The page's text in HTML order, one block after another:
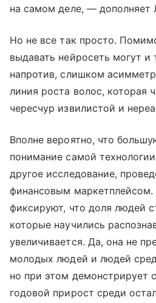
на самом деле, — дополняет
Но не все так просто.
выдавать нейросеть могут и
напротив, слишком
линия роста волос, которая
чересчур извилистой и
Вполне вероятно, что
понимание самой
другое исследование,
финансовым маркетплейсом.
фиксируют, что доля людей
которые научились
увеличивается. Да, она не
молодых людей и людей
но при этом демонстрирует
годовой прирост среди